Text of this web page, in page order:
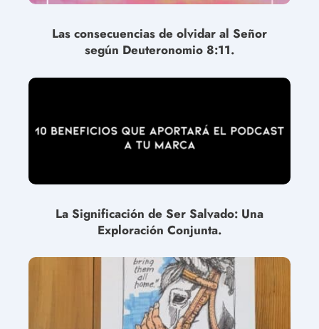
Las consecuencias de olvidar al Señor
según Deuteronomio 8:11.
La Significación de Ser Salvado: Una
Exploración Conjunta.